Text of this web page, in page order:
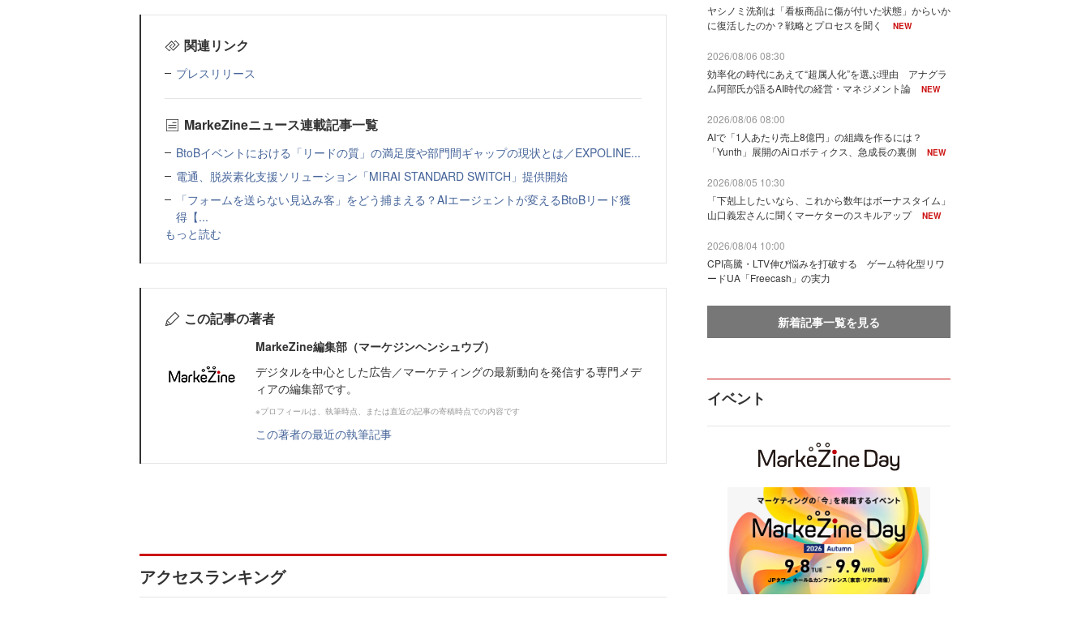
関連リンク
プレスリリース
MarkeZineニュース連載記事一覧
BtoBイベントにおける「リードの質」の満足度や部門間ギャップの現状とは／EXPOLINE...
電通、脱炭素化支援ソリューション「MIRAI STANDARD SWITCH」提供開始
「フォームを送らない見込み客」をどう捕まえる？AIエージェントが変えるBtoBリード獲
得【...
もっと読む
この記事の著者
MarkeZine編集部（マーケジンヘンシュウブ）
デジタルを中心とした広告／マーケティングの最新動向を発信する専門メデ
ィアの編集部です。
※プロフィールは、執筆時点、または直近の記事の寄稿時点での内容です
この著者の最近の執筆記事
アクセスランキング
ヤシノミ洗剤は「看板商品に傷が付いた状態」からいか
に復活したのか？戦略とプロセスを聞く
NEW
2026/08/06 08:30
効率化の時代にあえて“超属人化”を選ぶ理由 アナグラ
ム阿部氏が語るAI時代の経営・マネジメント論
NEW
2026/08/06 08:00
AIで「1人あたり売上8億円」の組織を作るには？
「Yunth」展開のAiロボティクス、急成長の裏側
NEW
2026/08/05 10:30
「下剋上したいなら、これから数年はボーナスタイム」
山口義宏さんに聞くマーケターのスキルアップ
NEW
2026/08/04 10:00
CPI高騰・LTV伸び悩みを打破する ゲーム特化型リワ
ードUA「Freecash」の実力
新着記事一覧を見る
イベント